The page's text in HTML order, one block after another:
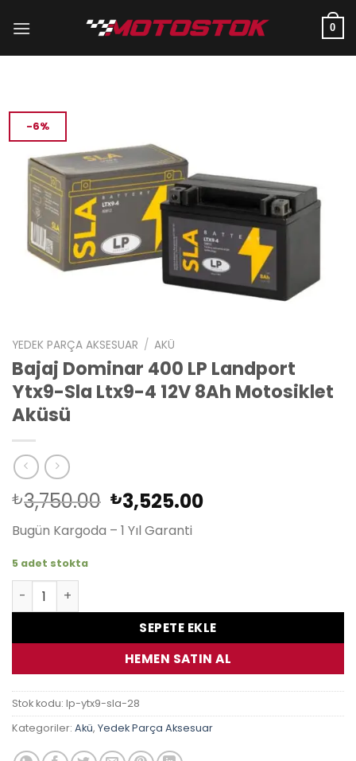
atla
0
-6%
YEDEK PARÇA AKSESUAR / AKÜ
Bajaj Dominar 400 LP Landport
Ytx9-Sla Ltx9-4 12V 8Ah Motosiklet
Aküsü
₺3,750.00 Orijinal
fiyat:
₺3,750.00.
₺3,525.00Şu
Bugün Kargoda – 1 Yıl Garanti
5 adet stokta
Bajaj Dominar 400 LP Landport Ytx9-Sla Ltx9-4 12V
SEPETE EKLE
HEMEN SATIN AL
Stok kodu: lp-ytx9-sla-28
Kategoriler: Akü, Yedek Parça Aksesuar